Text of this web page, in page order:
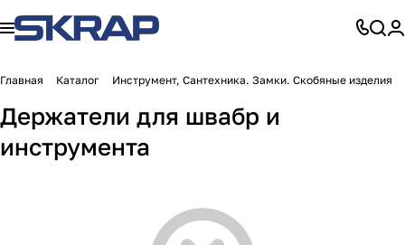
Главная Каталог Инструмент, Сантехника. Замки. Скобяные изделия
Держатели для швабр и
инструмента